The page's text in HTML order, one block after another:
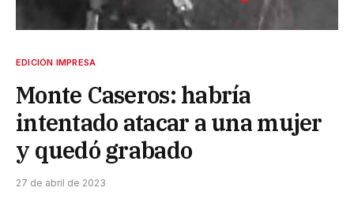
EDICIÓN IMPRESA
Monte Caseros: habría
intentado atacar a una mujer
y quedó grabado
27 de abril de 2023